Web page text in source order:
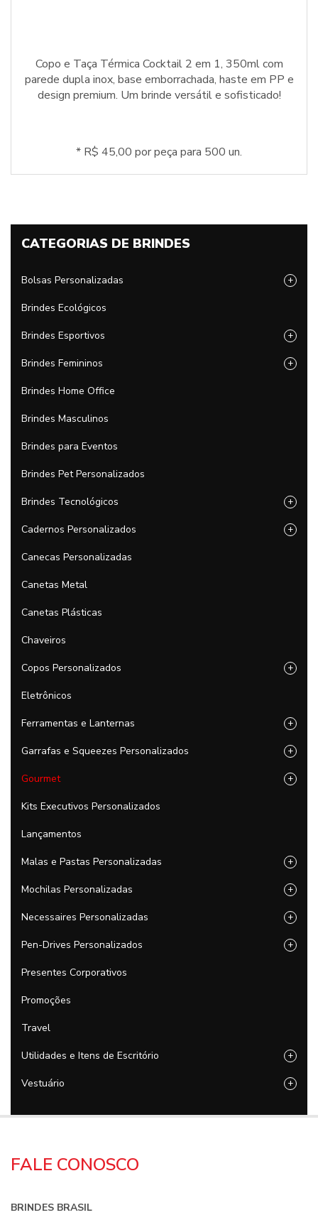
Copo e Taça Térmica Cocktail 2 em 1, 350ml com
parede dupla inox, base emborrachada, haste em PP e
design premium. Um brinde versátil e sofisticado!
* R$ 45,00 por peça para 500 un.
CATEGORIAS DE BRINDES
Bolsas Personalizadas +
Brindes Ecológicos
Brindes Esportivos +
Brindes Femininos +
Brindes Home Office
Brindes Masculinos
Brindes para Eventos
Brindes Pet Personalizados
Brindes Tecnológicos +
Cadernos Personalizados +
Canecas Personalizadas
Canetas Metal
Canetas Plásticas
Chaveiros
Copos Personalizados +
Eletrônicos
Ferramentas e Lanternas +
Garrafas e Squeezes Personalizados +
Gourmet +
Kits Executivos Personalizados
Lançamentos
Malas e Pastas Personalizadas +
Mochilas Personalizadas +
Necessaires Personalizadas +
Pen-Drives Personalizados +
Presentes Corporativos
Promoções
Travel
Utilidades e Itens de Escritório +
Vestuário +
FALE CONOSCO
BRINDES BRASIL